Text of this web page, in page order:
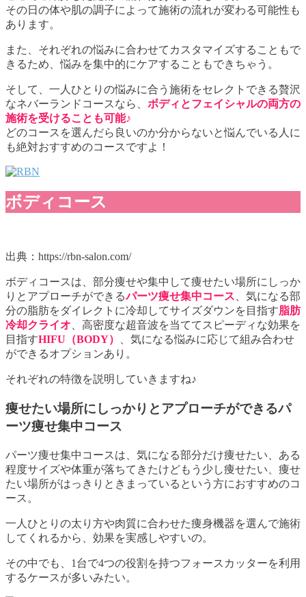
その日の体や肌の調子によって施術の流れが変わる可能性も
あります。
また、それぞれの悩みに合わせてカスタマイズすることもで
きるため、悩みを集中的にケアすることもできちゃう。
そして、一人ひとりの悩みに合う施術をセレクトできる贅沢
なネバーランドコースなら、 ボディとフェイシャルの両方の
施術を受けることも可能♪
どのコースを選んだら良いのか分からないと悩んでいる人に
も絶対おすすめのコースですよ！
ボディコース
出典：https://rbn-salon.com/
ボディコースは、部分痩せや集中して痩せたい場所にしっか
りとアプローチができるパーツ痩せ集中コース 、気になる部
分の脂肪をダイレクトに冷却してサイズダウンを目指す脂肪
冷却クライオ 、高密度な超音波を当ててスピーディな効果を
目指すHIFU（BODY）
、気になる悩みに応じて組み合わせ
ができるオプションあり。
それぞれの特徴を説明していきますね♪
痩せたい場所にしっかりとアプローチができるパ
ーツ痩せ集中コース
パーツ痩せ集中コースは、気になる部分だけ痩せたい、ある
程度サイズや体重が落ちてきたけどもう少し痩せたい、痩せ
たい場所がはっきりときまっているという方におすすめのコ
ース。
一人ひとりの太り方や肉質に合わせた痩身機器を選んで施術
してくれるから、効果を実感しやすいの。
その中でも、1台で4つの役割を持つフォースカッターを利用
するケースが多いみたい。